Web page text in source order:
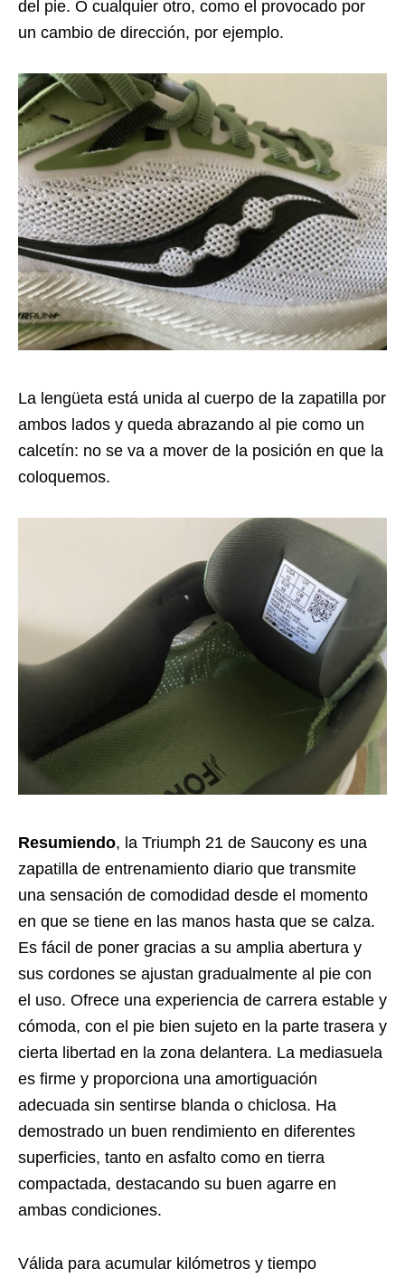
del pie. O cualquier otro, como el provocado por
un cambio de dirección, por ejemplo.
La lengüeta está unida al cuerpo de la zapatilla por
ambos lados y queda abrazando al pie como un
calcetín: no se va a mover de la posición en que la
coloquemos.
Resumiendo, la Triumph 21 de Saucony es una
zapatilla de entrenamiento diario que transmite
una sensación de comodidad desde el momento
en que se tiene en las manos hasta que se calza.
Es fácil de poner gracias a su amplia abertura y
sus cordones se ajustan gradualmente al pie con
el uso. Ofrece una experiencia de carrera estable y
cómoda, con el pie bien sujeto en la parte trasera y
cierta libertad en la zona delantera. La mediasuela
es firme y proporciona una amortiguación
adecuada sin sentirse blanda o chiclosa. Ha
demostrado un buen rendimiento en diferentes
superficies, tanto en asfalto como en tierra
compactada, destacando su buen agarre en
ambas condiciones.
Válida para acumular kilómetros y tiempo